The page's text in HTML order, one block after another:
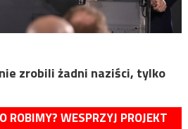
zrobili żadni naziści, tylko
ROBIMY? WESPRZYJ PROJEKT